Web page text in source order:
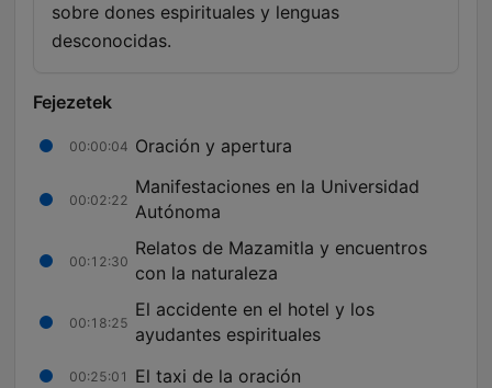
sobre dones espirituales y lenguas
desconocidas.
Fejezetek
00:00:04 Oración y apertura
00:02:22
Manifestaciones en la Universidad
Autónoma
00:12:30
Relatos de Mazamitla y encuentros
con la naturaleza
00:18:25
El accidente en el hotel y los
ayudantes espirituales
00:25:01 El taxi de la oración